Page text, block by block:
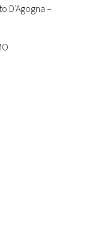
D’Agogna –